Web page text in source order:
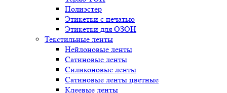
Полиэстер
Этикетки с печатью
Этикетки для ОЗОН
Текстильные ленты
Нейлоновые ленты
Сатиновые ленты
Силиконовые ленты
Сатиновые ленты цветные
Клеевые ленты